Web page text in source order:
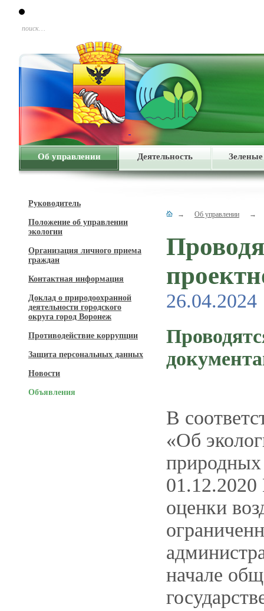
поиск…
Об управлении Деятельность
Руководитель
Положение об управлении
экологии
Организация личного приема
граждан
Контактная информация
Доклад о природоохранной
деятельности городского
округа город Воронеж
Противодействие коррупции
Защита персональных данных
Новости
Объявления
→ Об управлении →
26.04.2024
В
«Об
природных
оценки
начале